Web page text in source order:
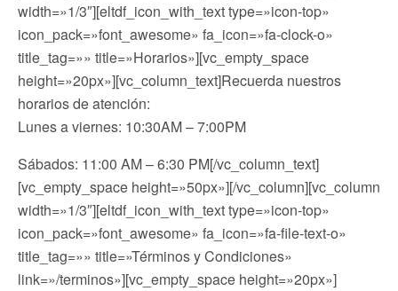
width=»1/3″][eltdf_icon_with_text type=»icon-top»
icon_pack=»font_awesome» fa_icon=»fa-clock-o»
title_tag=»» title=»Horarios»][vc_empty_space
height=»20px»][vc_column_text]Recuerda nuestros
horarios de atención:
Lunes a viernes: 10:30AM – 7:00PM
Sábados: 11:00 AM – 6:30 PM[/vc_column_text]
[vc_empty_space height=»50px»][/vc_column][vc_column
width=»1/3″][eltdf_icon_with_text type=»icon-top»
icon_pack=»font_awesome» fa_icon=»fa-file-text-o»
title_tag=»» title=»Términos y Condiciones»
link=»/terminos»][vc_empty_space height=»20px»]